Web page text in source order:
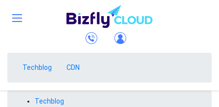
Techblog CDN
Techblog